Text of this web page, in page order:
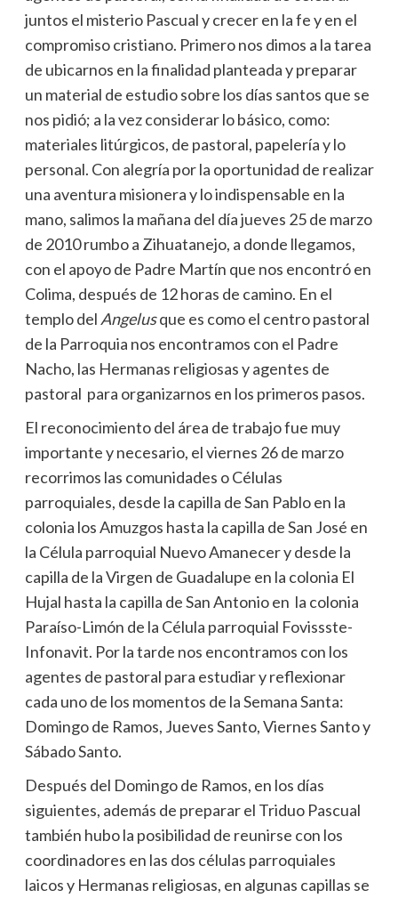
juntos el misterio Pascual y crecer en la fe y en el
compromiso cristiano. Primero nos dimos a la tarea
de ubicarnos en la finalidad planteada y preparar
un material de estudio sobre los días santos que se
nos pidió; a la vez considerar lo básico, como:
materiales litúrgicos, de pastoral, papelería y lo
personal. Con alegría por la oportunidad de realizar
una aventura misionera y lo indispensable en la
mano, salimos la mañana del día jueves 25 de marzo
de 2010 rumbo a Zihuatanejo, a donde llegamos,
con el apoyo de Padre Martín que nos encontró en
Colima, después de 12 horas de camino. En el
templo del Angelusque es como el centro pastoral
de la Parroquia nos encontramos con el Padre
Nacho, las Hermanas religiosas y agentes de
pastoral para organizarnos en los primeros pasos.
El reconocimiento del área de trabajo fue muy
importante y necesario, el viernes 26 de marzo
recorrimos las comunidades o Células
parroquiales, desde la capilla de San Pablo en la
colonia los Amuzgos hasta la capilla de San José en
la Célula parroquial Nuevo Amanecer y desde la
capilla de la Virgen de Guadalupe en la colonia El
Hujal hasta la capilla de San Antonio en la colonia
Paraíso-Limón de la Célula parroquial Fovissste-
Infonavit. Por la tarde nos encontramos con los
agentes de pastoral para estudiar y reflexionar
cada uno de los momentos de la Semana Santa:
Domingo de Ramos, Jueves Santo, Viernes Santo y
Sábado Santo.
Después del Domingo de Ramos, en los días
siguientes, además de preparar el Triduo Pascual
también hubo la posibilidad de reunirse con los
coordinadores en las dos células parroquiales
laicos y Hermanas religiosas, en algunas capillas se